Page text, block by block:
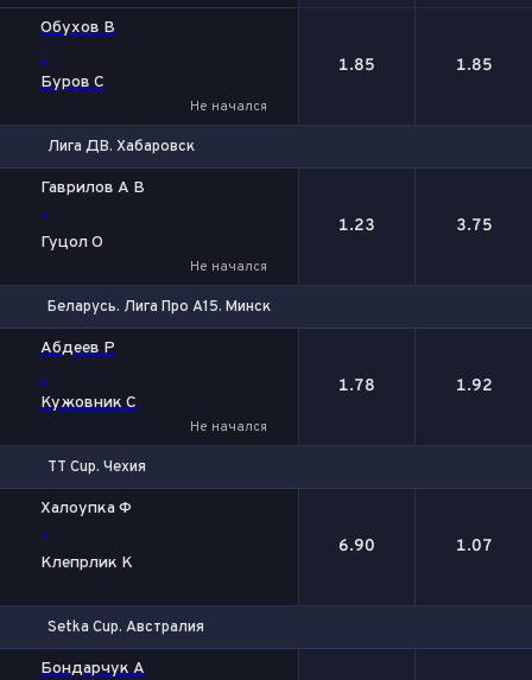
Обухов В
-
Буров С
Не начался
1.85 1.85
Лига ДВ. Хабаровск
Гаврилов А В
-
Гуцол О
Не начался
1.23 3.75
Беларусь. Лига Про А15. Минск
Абдеев Р
-
Кужовник С
Не начался
1.78 1.92
TT Cup. Чехия
Халоупка Ф
-
Клепрлик К
6.90 1.07
Setka Cup. Австралия
Бондарчук А